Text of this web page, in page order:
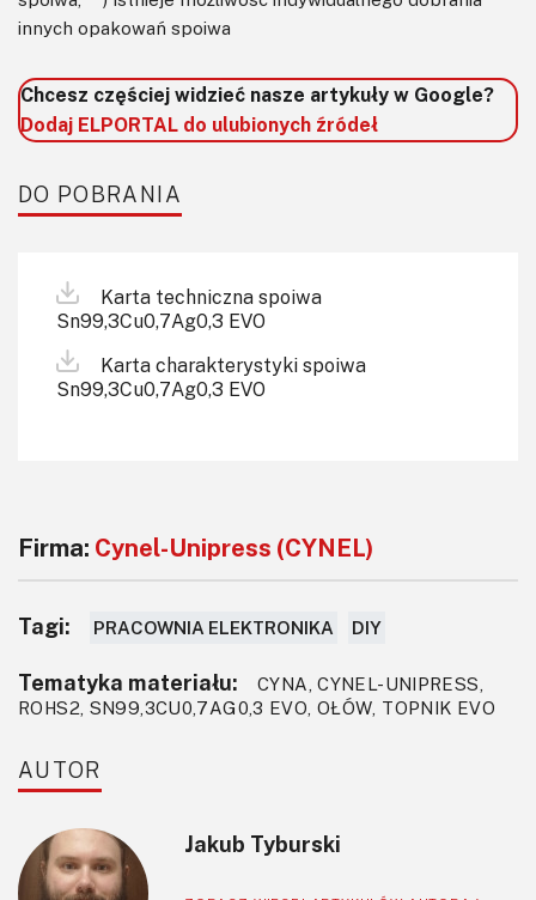
innych opakowań spoiwa
Chcesz częściej widzieć nasze artykuły w Google?
Dodaj ELPORTAL do ulubionych źródeł
DO POBRANIA
Karta techniczna spoiwa
Sn99,3Cu0,7Ag0,3 EVO
Karta charakterystyki spoiwa
Sn99,3Cu0,7Ag0,3 EVO
Firma: Cynel-Unipress (CYNEL)
Tagi: PRACOWNIA ELEKTRONIKA DIY
Tematyka materiału:
CYNA, CYNEL-UNIPRESS,
ROHS2, SN99,3CU0,7AG0,3 EVO, OŁÓW, TOPNIK EVO
AUTOR
Jakub Tyburski